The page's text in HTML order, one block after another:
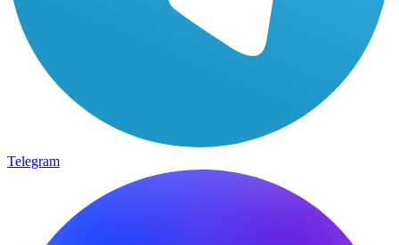
Telegram